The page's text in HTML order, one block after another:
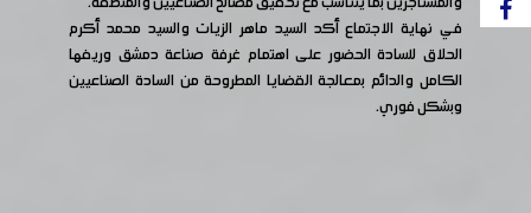
في نهاية الاجتماع أكد السيد ماهر الزيات والسيد محمد أكرم
الحلاق للسادة الحضور على اهتمام غرفة صناعة دمشق وريفها
الكامل والدائم بمعالجة القضايا المطروحة من السادة الصناعيين
وبشكل فوري.